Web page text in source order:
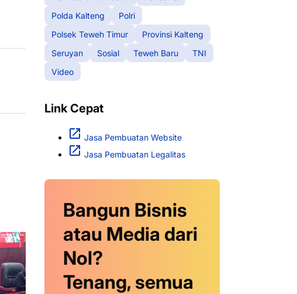
Polda Kalteng
Polri
Polsek Teweh Timur
Provinsi Kalteng
Seruyan
Sosial Teweh Baru
TNI
Video
Link Cepat
Jasa Pembuatan Website
Jasa Pembuatan Legalitas
Bangun Bisnis
atau Media dari
Nol?
Tenang, semua